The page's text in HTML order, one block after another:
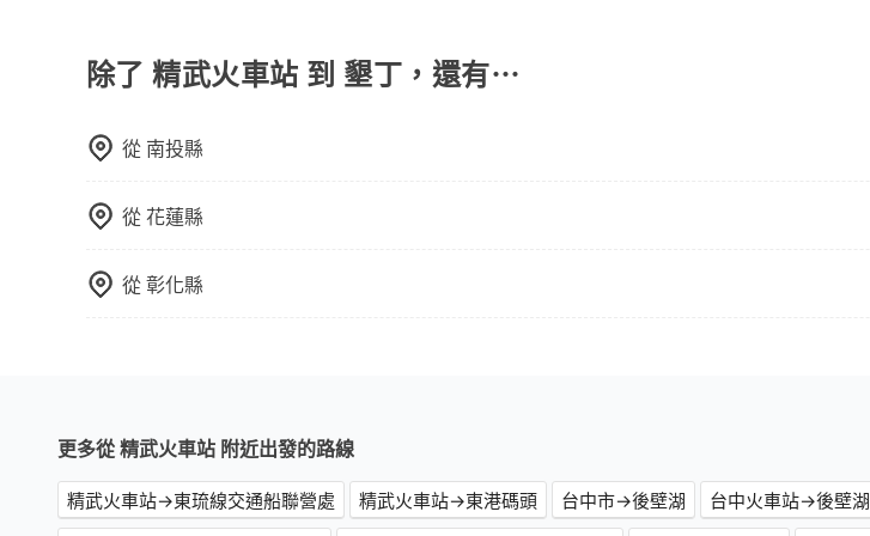
這些瑣碎的事，台灣本土的AsiaYo或者國際Airbnb都值得推薦。
除了 精武火車站 到 墾丁，還有⋯
從 南投縣
從花蓮縣
從彰化縣
更多從 精武火車站 附近出發的路線
精武火車站→東琉線交通船聯營處 精武火車站→東港碼頭 台中市→後壁湖 台中火車站→後壁湖